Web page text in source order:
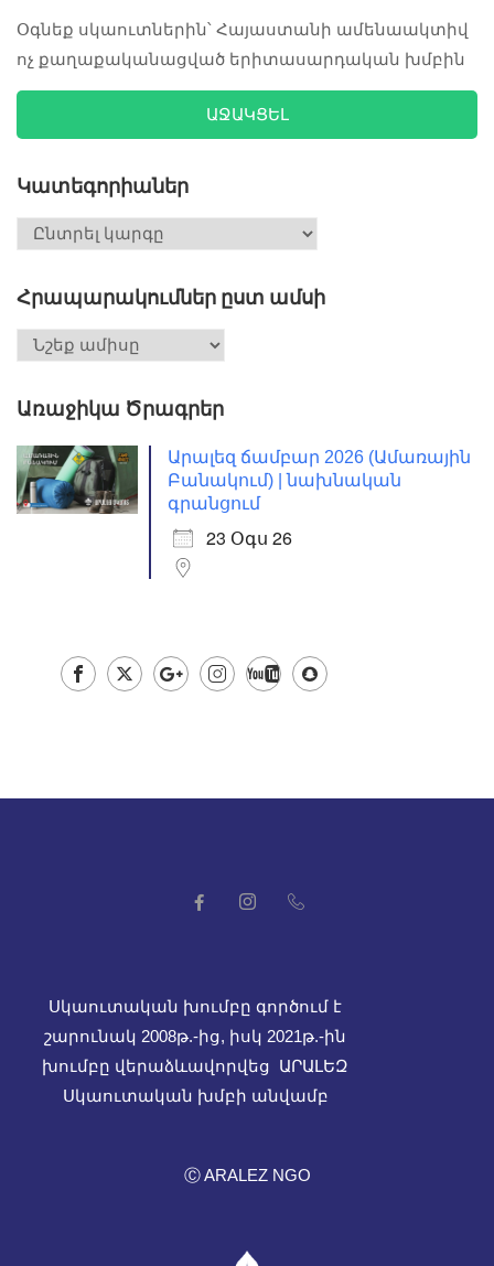
Օգնեք սկաուտներին՝ Հայաստանի ամենաակտիվ
ոչ քաղաքականացված երիտասարդական խմբին
ԱՋԱԿՑԵԼ
Կատեգորիաներ
Հրապարակումներ ըստ ամսի
Առաջիկա Ծրագրեր
Արալեզ ճամբար 2026 (Ամառային
Բանակում) | նախնական
գրանցում
23 Օգս 26
Սկաուտական խումբը գործում է
շարունակ 2008թ.-ից, իսկ 2021թ.-ին
խումբը վերաձևավորվեց ԱՐԱԼԵԶ
Սկաուտական խմբի անվամբ
Ⓒ ARALEZ NGO